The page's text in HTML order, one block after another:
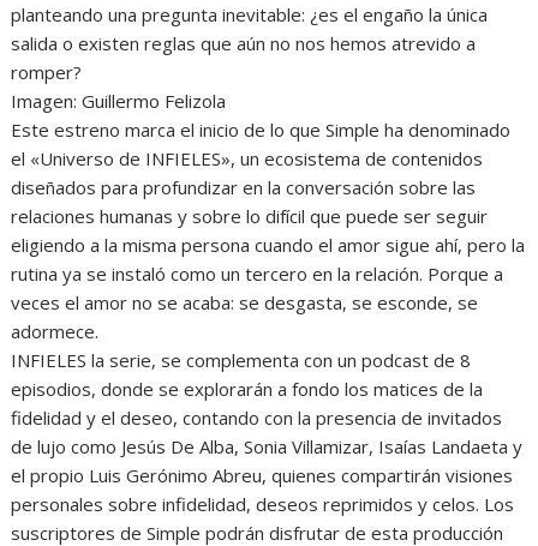
planteando una pregunta inevitable: ¿es el engaño la única
salida o existen reglas que aún no nos hemos atrevido a
romper?
Imagen: Guillermo Felizola
Este estreno marca el inicio de lo que Simple ha denominado
el «Universo de INFIELES», un ecosistema de contenidos
diseñados para profundizar en la conversación sobre las
relaciones humanas y sobre lo difícil que puede ser seguir
eligiendo a la misma persona cuando el amor sigue ahí, pero la
rutina ya se instaló como un tercero en la relación. Porque a
veces el amor no se acaba: se desgasta, se esconde, se
adormece.
INFIELES la serie, se complementa con un podcast de 8
episodios, donde se explorarán a fondo los matices de la
fidelidad y el deseo, contando con la presencia de invitados
de lujo como Jesús De Alba, Sonia Villamizar, Isaías Landaeta y
el propio Luis Gerónimo Abreu, quienes compartirán visiones
personales sobre infidelidad, deseos reprimidos y celos. Los
suscriptores de Simple podrán disfrutar de esta producción